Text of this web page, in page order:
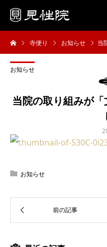
寺便り お知らせ 当
お知らせ
当院の取り組みが
お知らせ